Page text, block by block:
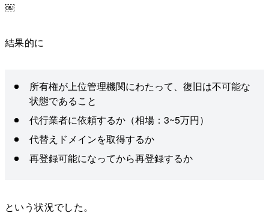
￼
結果的に
所有権が上位管理機関にわたって、復旧は不可能な
状態であること
代行業者に依頼するか（相場：3~5万円）
代替えドメインを取得するか
再登録可能になってから再登録するか
という状況でした。